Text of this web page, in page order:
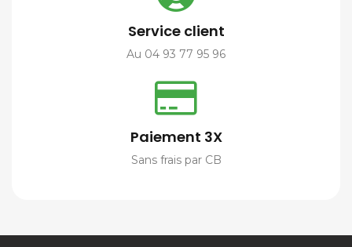
Service client
Au 04 93 77 95 96
Paiement 3X
Sans frais par CB